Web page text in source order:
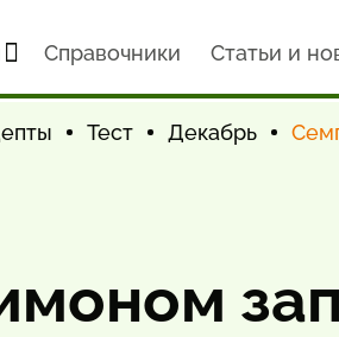
Cправочники Статьи и
Тест Декабрь